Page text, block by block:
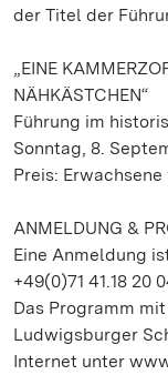
der Titel der
„EINE
NÄHKÄSTCHEN“
Führung im
Sonntag, 8.
Preis:
ANMELDUNG &
Eine Anmeldung
+49(0)71 41.18 20
Das Programm
Ludwigsburger
Internet unter